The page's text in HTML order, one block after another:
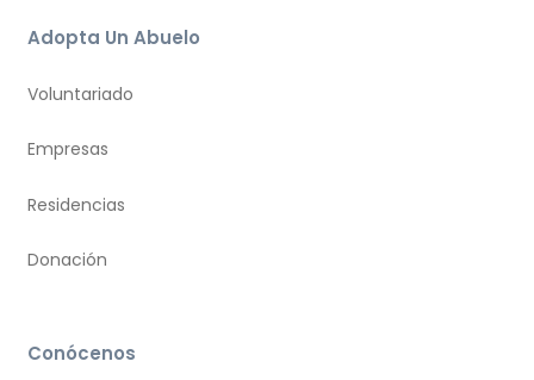
Adopta Un Abuelo
Voluntariado
Empresas
Residencias
Donación
Conócenos